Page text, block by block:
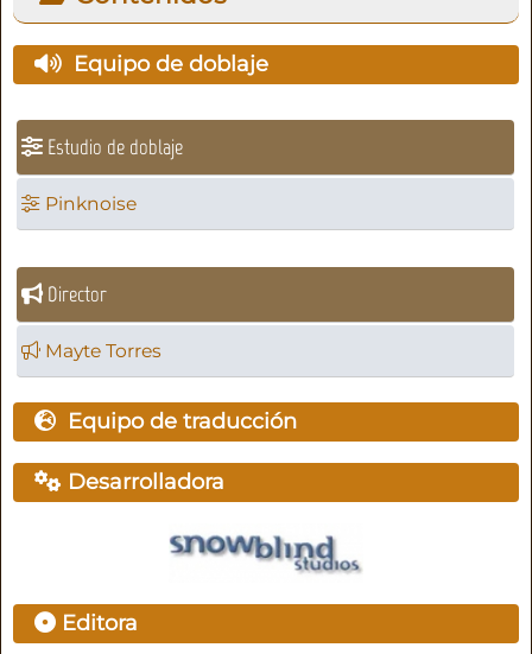
Equipo de doblaje
Estudio de doblaje
Pinknoise
Director
Mayte Torres
Equipo de traducción
Desarrolladora
Editora